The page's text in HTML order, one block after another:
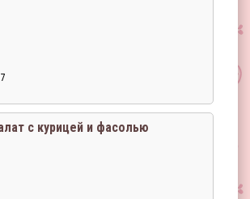
с курицей и фасолью